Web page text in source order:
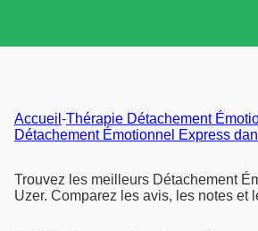
Accueil -Thérapie Détachement
Détachement Émotionnel Express
Trouvez les meilleurs Détachement
Uzer. Comparez les avis, les notes et